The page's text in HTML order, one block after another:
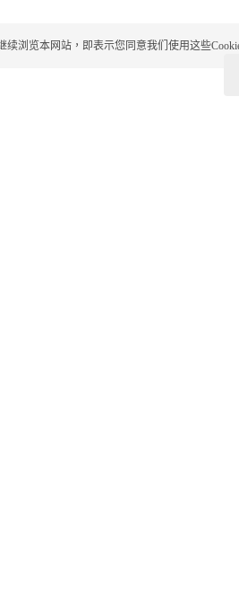
浏览本网站，即表示您同意我们使用这些